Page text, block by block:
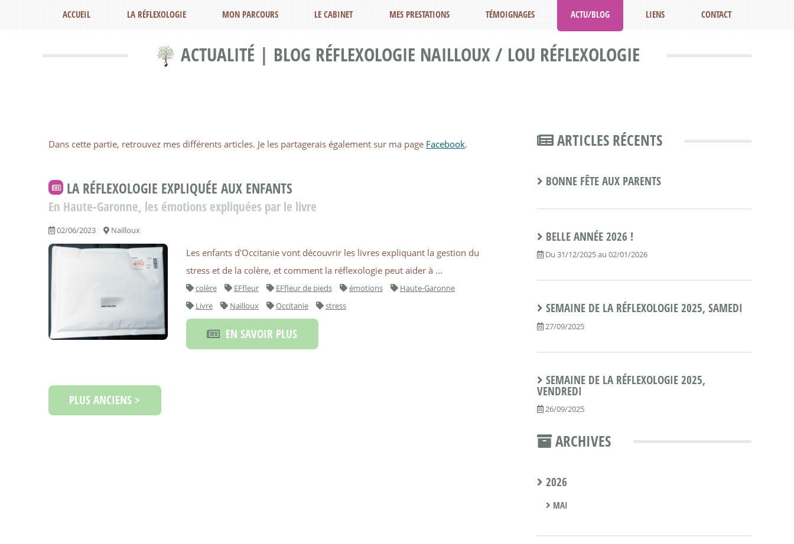
ACTUALITÉ | BLOG RÉFLEXOLOGIE NAILLOUX / LOU RÉFLEXOLOGIE
ACCUEIL LA RÉFLEXOLOGIE MON PARCOURS LE CABINET MES PRESTATIONS TÉMOIGNAGES ACTU/BLOG LIENS CONTACT
Dans cette partie, retrouvez mes différents articles. Je les partagerais également sur ma page Facebook.
LA RÉFLEXOLOGIE EXPLIQUÉE AUX ENFANTS
En Haute-Garonne, les émotions expliquées par le livre
02/06/2023 Nailloux
Les enfants d'Occitanie vont découvrir les livres expliquant la gestion du
stress et de la colère, et comment la réflexologie peut aider à ...
colère EFfleur EFfleur de pieds émotions
Haute-Garonne
Livre
Nailloux Occitanie stress
EN SAVOIR PLUS
PLUS ANCIENS >
ARTICLES RÉCENTS
BONNE FÊTE AUX PARENTS
BELLE ANNÉE 2026 !
Du 31/12/2025 au 02/01/2026
SEMAINE DE LA RÉFLEXOLOGIE 2025, SAMEDI
27/09/2025
SEMAINE DE LA RÉFLEXOLOGIE 2025,
VENDREDI
26/09/2025
ARCHIVES
2026
MAI